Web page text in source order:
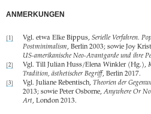
ANMERKUNGEN
[1] Vgl. etwa Elke Bippus, Serielle Verfahren.
Postminimalism, Berlin 2003; sowie Joy
US-amerikanische Neo-Avantgarde und ihre
[2] Vgl. Till Julian Huss/Elena Winkler (Hg.),
Tradition, ästhetischer Begriff, Berlin 2017.
[3] Vgl. Juliane Rebentisch, Theorien der
2013; sowie Peter Osborne, Anywhere Or
Art, London 2013.